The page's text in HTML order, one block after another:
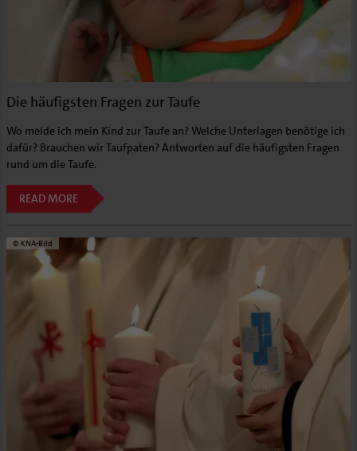
Aufbrüche in der Kirche
Ehrenamtliche
KirchenZeitung online
Verwaltungsbeauftragte / Verwaltungsleitungen in
Die häufigsten Fragen zur Taufe
Wo melde ich mein Kind zur Taufe an? Welche Unterlagen benötige ich
dafür? Brauchen wir Taufpaten? Antworten auf die häufigsten Fragen
rund um die Taufe.
READ MORE
© KNA-Bild